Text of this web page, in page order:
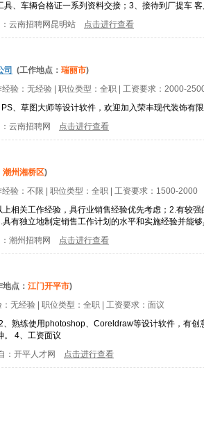
具、车辆合格证一系列资料交接；3、接待到厂提车
云南招聘网昆明站 点击进行查看
司 (工作地点： 瑞丽市)
经验： 无经验 | 职位类型： 全职 | 工资要求： 2000-
、草图大师等设计软件，欢迎加入荣丰现代装饰有
云南招聘网 点击进行查看
潮州湘桥区)
经验： 不限 | 职位类型： 全职 | 工资要求： 1500-2000
相关工作经验，具行业销售经验优先考虑；2.有较
有独立地制定销售工作计划的水平和实施经验并能
潮州招聘网 点击进行查看
点： 江门开平市)
无经验 | 职位类型： 全职 | 工资要求： 面议
熟练使用photoshop、Coreldraw等设计软件，有
。 4、工资面议
开平人才网 点击进行查看